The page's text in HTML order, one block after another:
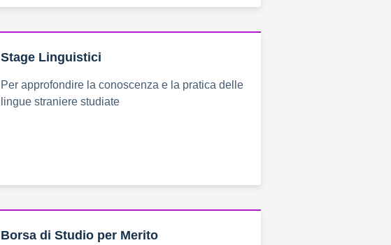
Stage Linguistici
Per approfondire la conoscenza e la pratica delle
lingue straniere studiate
Borsa di Studio per Merito